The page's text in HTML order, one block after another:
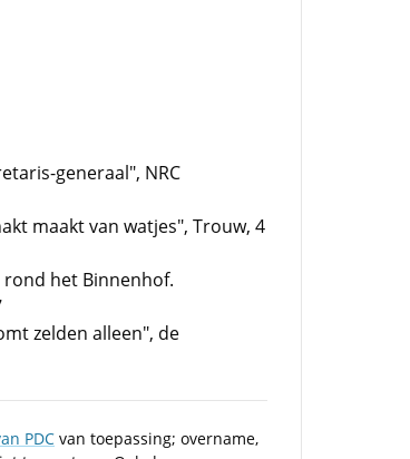
generaal", NRC
maakt van watjes", Trouw, 4
rond het Binnenhof.
zelden alleen", de
PDC van toepassing; overname,